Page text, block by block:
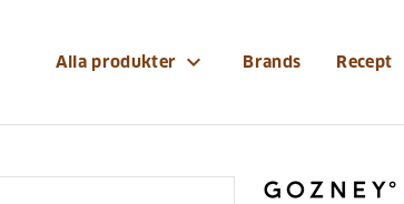
Alla produkter expand_more Brands Recept